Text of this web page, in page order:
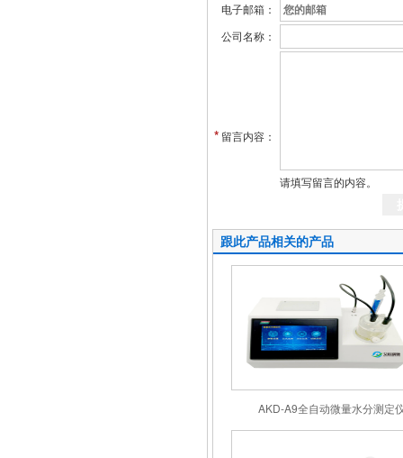
电子邮箱：
公司名称：
* 留言内容：
请填写留言的内容。
跟此产品相关的产品
AKD-A9全自动微量水分测定